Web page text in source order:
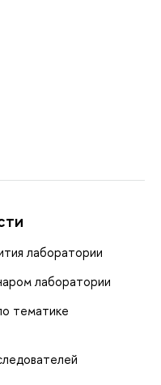
лаборатории
лаборатории
тематике